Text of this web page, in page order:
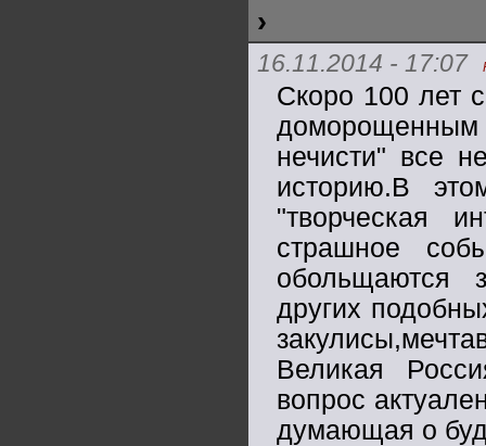
›
16.11.2014 - 17:07
Скоро 100 лет
нечисти" все
историю.В
"творческая
страшное
обольщаются
других
Великая
вопрос
думающая о